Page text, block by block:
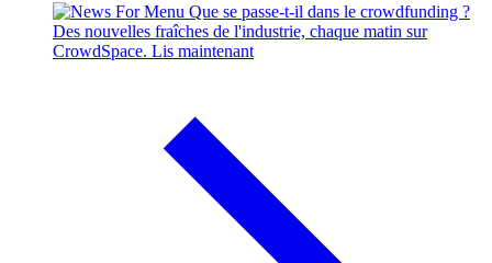
Que se passe-t-il dans le crowdfunding ?
Des nouvelles fraîches de l'industrie, chaque matin sur
CrowdSpace. Lis maintenant